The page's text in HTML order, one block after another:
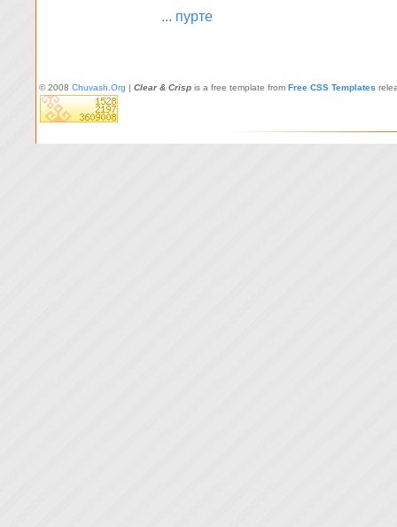
... пурте
© 2008 Chuvash.Org | Clear & Crisp is a free template from Free CSS Templates